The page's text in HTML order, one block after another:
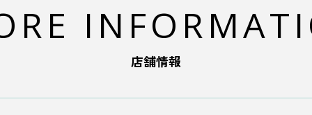
店舗情報